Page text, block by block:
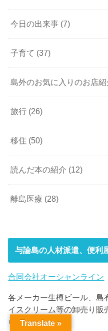
今日の出来事 (7)
子育て (37)
島外のお気に入りのお店紹
旅行 (26)
移住 (50)
読んだ本の紹介 (12)
離島医療 (28)
与論島の人材派遣、便利
合同会社オーシャンライン
各メーカー生樽ビール、島
イスクリーム等の卸売り販
らお願いします。
Translate »